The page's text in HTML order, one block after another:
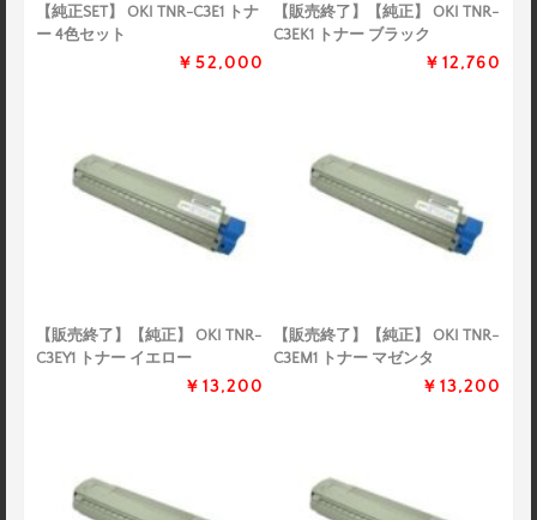
【純正SET】 OKI TNR-C3E1 トナ
ー 4色セット
￥52,000
【販売終了】【純正】 OKI TNR-
C3EK1 トナー ブラック
￥12,760
【販売終了】【純正】 OKI TNR-
C3EY1 トナー イエロー
￥13,200
【販売終了】【純正】 OKI TNR-
C3EM1 トナー マゼンタ
￥13,200